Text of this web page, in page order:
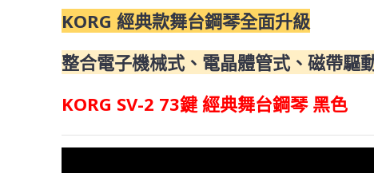
KORG 經典款舞台鋼琴全面升級
整合電子機械式、電晶體管式、磁帶驅
KORG SV-2 73鍵 經典舞台鋼琴 黑色